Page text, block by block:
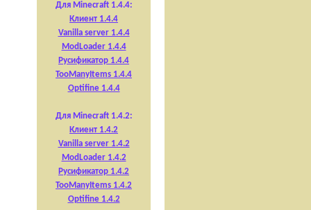
Для Minecraft 1.4.4:
Клиент 1.4.4
Vanilla server 1.4.4
ModLoader 1.4.4
Русификатор 1.4.4
TooManyItems 1.4.4
Optifine 1.4.4
Для Minecraft 1.4.2:
Клиент 1.4.2
Vanilla server 1.4.2
ModLoader 1.4.2
Русификатор 1.4.2
TooManyItems 1.4.2
Optifine 1.4.2